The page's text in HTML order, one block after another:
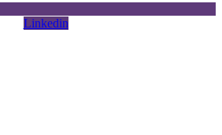
Linkedin